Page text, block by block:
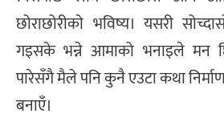
छोराछोरीको भविष्य। यसरी
गइसके भन्ने आमाको भनाइले मन
पारेसँगै मैले पनि कुनै एउटा कथा
बनाएँ।